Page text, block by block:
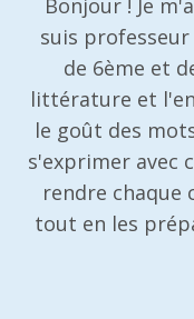
Bonjour ! Je
suis
de 6ème et
littérature et
le goût des
s'exprimer avec
rendre chaque
tout en les